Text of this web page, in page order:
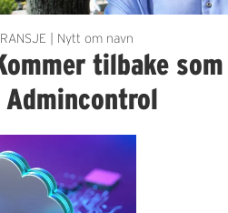
| Nytt om navn
tilbake